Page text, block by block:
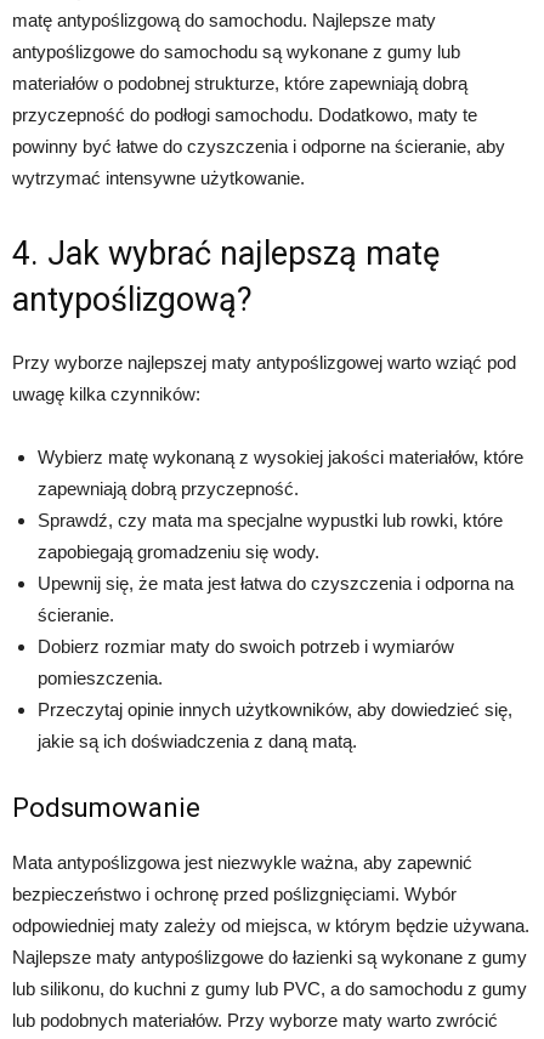
matę antypoślizgową do samochodu. Najlepsze maty
antypoślizgowe do samochodu są wykonane z gumy lub
materiałów o podobnej strukturze, które zapewniają dobrą
przyczepność do podłogi samochodu. Dodatkowo, maty te
powinny być łatwe do czyszczenia i odporne na ścieranie, aby
wytrzymać intensywne użytkowanie.
4. Jak wybrać najlepszą matę
antypoślizgową?
Przy wyborze najlepszej maty antypoślizgowej warto wziąć pod
uwagę kilka czynników:
Wybierz matę wykonaną z wysokiej jakości materiałów, które
zapewniają dobrą przyczepność.
Sprawdź, czy mata ma specjalne wypustki lub rowki, które
zapobiegają gromadzeniu się wody.
Upewnij się, że mata jest łatwa do czyszczenia i odporna na
ścieranie.
Dobierz rozmiar maty do swoich potrzeb i wymiarów
pomieszczenia.
Przeczytaj opinie innych użytkowników, aby dowiedzieć się,
jakie są ich doświadczenia z daną matą.
Podsumowanie
Mata antypoślizgowa jest niezwykle ważna, aby zapewnić
bezpieczeństwo i ochronę przed poślizgnięciami. Wybór
odpowiedniej maty zależy od miejsca, w którym będzie używana.
Najlepsze maty antypoślizgowe do łazienki są wykonane z gumy
lub silikonu, do kuchni z gumy lub PVC, a do samochodu z gumy
lub podobnych materiałów. Przy wyborze maty warto zwrócić